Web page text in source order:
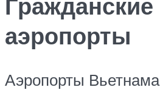
Гражданские
аэропорты
Аэропорты Вьетнама